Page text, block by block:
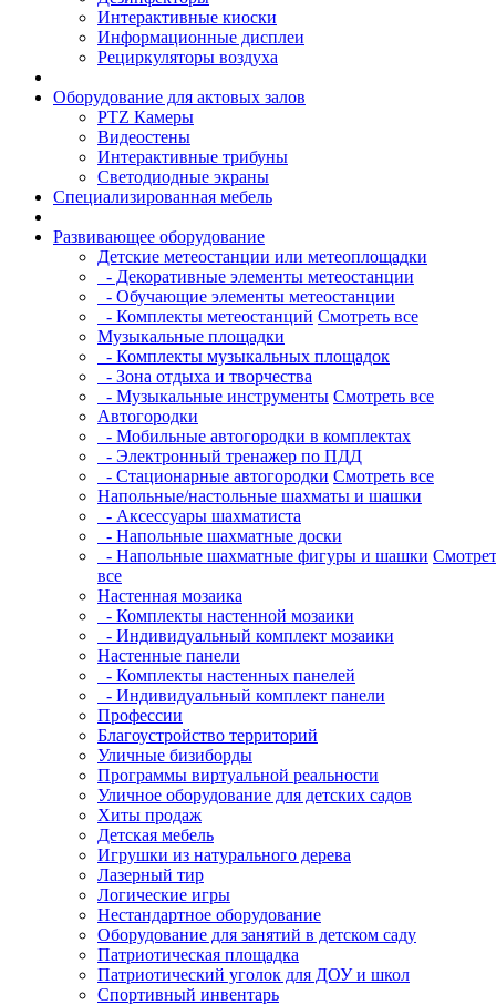
Интерактивные киоски
Информационные дисплеи
Рециркуляторы воздуха
Оборудование для актовых залов
PTZ Камеры
Видеостены
Интерактивные трибуны
Светодиодные экраны
Специализированная мебель
Развивающее оборудование
Детские метеостанции или метеоплощадки
- Декоративные элементы метеостанции
- Обучающие элементы метеостанции
- Комплекты метеостанций Смотреть все
Музыкальные площадки
- Комплекты музыкальных площадок
- Зона отдыха и творчества
- Музыкальные инструменты Смотреть все
Автогородки
- Мобильные автогородки в комплектах
- Электронный тренажер по ПДД
- Стационарные автогородки Смотреть все
Напольные/настольные шахматы и шашки
- Аксессуары шахматиста
- Напольные шахматные доски
- Напольные шахматные фигуры и шашки
все
Настенная мозаика
- Комплекты настенной мозаики
- Индивидуальный комплект мозаики
Настенные панели
- Комплекты настенных панелей
- Индивидуальный комплект панели
Профессии
Благоустройство территорий
Уличные бизиборды
Программы виртуальной реальности
Уличное оборудование для детских садов
Хиты продаж
Детская мебель
Игрушки из натурального дерева
Лазерный тир
Логические игры
Нестандартное оборудование
Оборудование для занятий в детском саду
Патриотическая площадка
Патриотический уголок для ДОУ и школ
Спортивный инвентарь